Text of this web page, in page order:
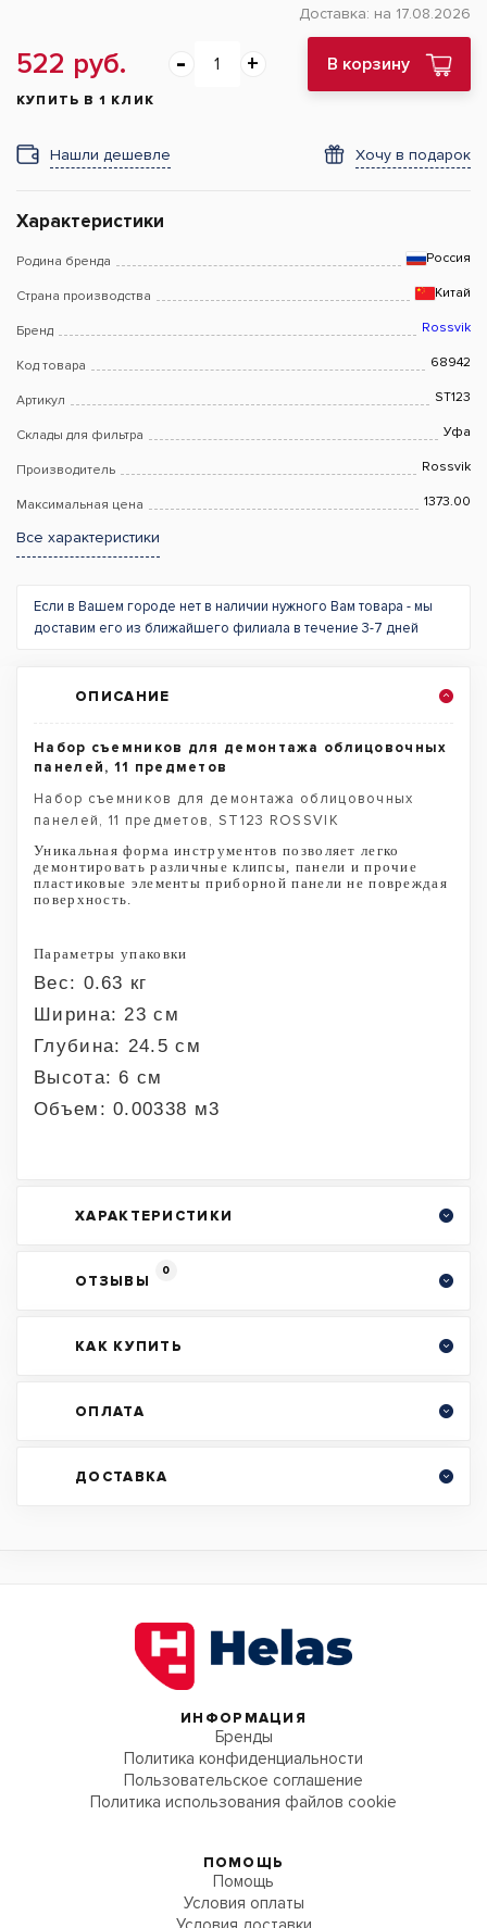
Доставка: на 17.08.2026
522 руб. В корзину
КУПИТЬ В 1 КЛИК
Нашли дешевле Хочу в подарок
Характеристики
Родина бренда Россия
Страна производства Китай
Бренд Rossvik
Код товара 68942
Артикул ST123
Склады для фильтра Уфа
Производитель Rossvik
Максимальная цена 1373.00
Все характеристики
Если в Вашем городе нет в наличии нужного Вам товара - мы
доставим его из ближайшего филиала в течение 3-7 дней
ОПИСАНИЕ
Набор съемников для демонтажа облицовочных
панелей, 11 предметов
Набор съемников для демонтажа облицовочных
панелей, 11 предметов, ST123 ROSSVIK
Уникальная форма инструментов позволяет легко
демонтировать различные клипсы, панели и прочие
пластиковые элементы приборной панели не повреждая
поверхность.
Параметры упаковки
Вес: 0.63 кг
Ширина: 23 см
Глубина: 24.5 см
Высота: 6 см
Объем: 0.00338 м3
ХАРАКТЕРИСТИКИ
ОТЗЫВЫ
0
КАК КУПИТЬ
ОПЛАТА
ДОСТАВКА
ИНФОРМАЦИЯ
Бренды
Политика конфиденциальности
Пользовательское соглашение
Политика использования файлов cookie
ПОМОЩЬ
Помощь
Условия оплаты